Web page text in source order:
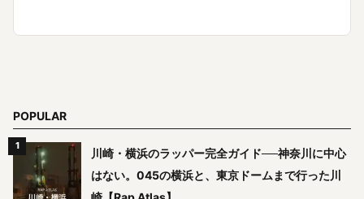
POPULAR
川崎・横浜のラッパー完全ガイド──神奈川に中心
はない。045の横浜と、東京ドームまで行った川